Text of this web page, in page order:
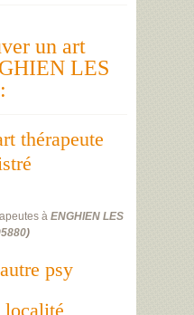
un art
LES
thérapeute
à ENGHIEN LES
)
psy
localité